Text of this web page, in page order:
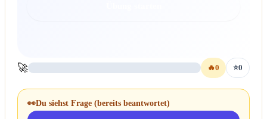
🚀 🔥0 ⭐0
👀Du siehst Frage (bereits beantwortet)